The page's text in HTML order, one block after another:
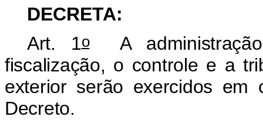
DECRETA:
Art. 1oA administração
fiscalização, o controle e a
exterior serão exercidos em
Decreto.